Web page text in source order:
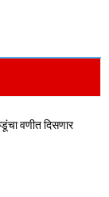
वणीत दिसणार